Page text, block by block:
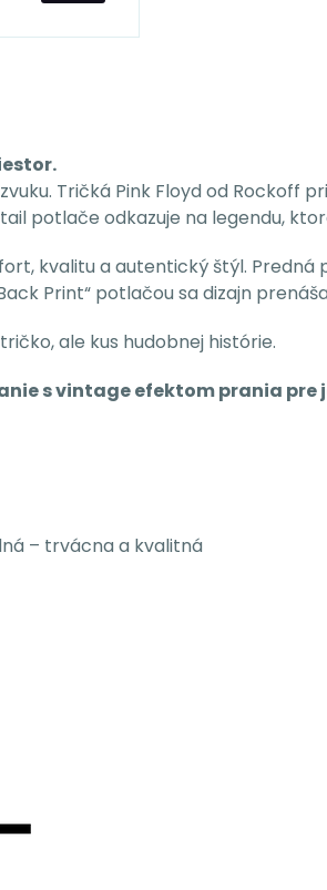
Tričká Pink Floyd od Rockoff
potlače odkazuje na legendu,
kvalitu a autentický štýl.
Print“ potlačou sa dizajn
ale kus hudobnej histórie.
s vintage efektom prania
– trvácna a kvalitná